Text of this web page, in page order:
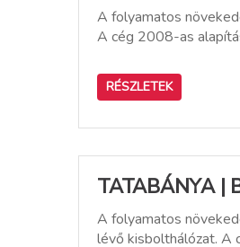
A folyamatos
A cég 2008-as
RÉSZLETEK
TATABÁNYA |
A folyamatos
lévő kisbolthálózat. A